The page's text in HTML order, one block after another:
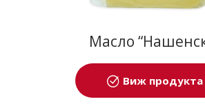
Масло
Виж продукта